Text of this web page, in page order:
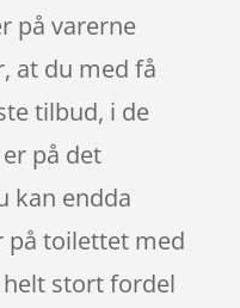
på varerne
at du med få
tilbud, i de
på det
kan endda
på toilettet med
stort fordel